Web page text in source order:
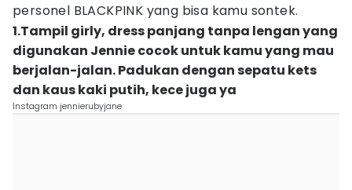
personel BLACKPINK yang bisa kamu sontek.
1.Tampil girly, dress panjang tanpa lengan yang
digunakan Jennie cocok untuk kamu yang mau
berjalan-jalan. Padukan dengan sepatu kets
dan kaus kaki putih, kece juga ya
Instagram jennierubyjane